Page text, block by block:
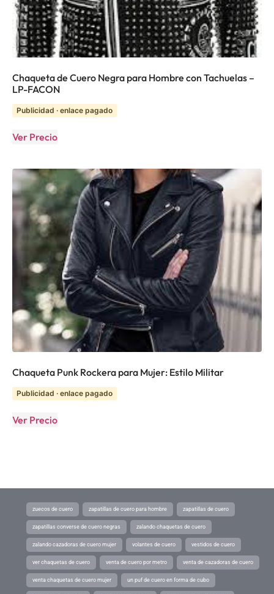
Chaqueta de Cuero Negra para Hombre con Tachuelas –
LP-FACON
Publicidad · enlace pagado
Ver Precio
Chaqueta Punk Rockera para Mujer: Estilo Militar
Publicidad · enlace pagado
Ver Precio
zuecos de cuero zapatillas de cuero para hombre zapatillas de cuero
zapatillas converse de cuero negras zalando chaquetas de cuero
zalando cazadoras de cuero mujer volantes de cuero vestidos de cuero
ver chaquetas de cuero venta de cuero por metro venta de cazadoras de cuero
venta chaquetas de cuero mujer un puf de cuero en forma de cubo